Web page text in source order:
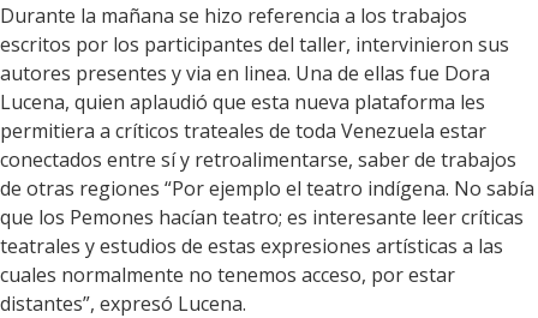
Durante la mañana se hizo referencia a los trabajos
escritos por los participantes del taller, intervinieron sus
autores presentes y via en linea. Una de ellas fue Dora
Lucena, quien aplaudió que esta nueva plataforma les
permitiera a críticos trateales de toda Venezuela estar
conectados entre sí y retroalimentarse, saber de trabajos
de otras regiones “Por ejemplo el teatro indígena. No sabía
que los Pemones hacían teatro; es interesante leer críticas
teatrales y estudios de estas expresiones artísticas a las
cuales normalmente no tenemos acceso, por estar
distantes”, expresó Lucena.